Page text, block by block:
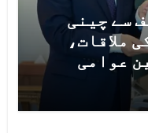
سے چینی
ملاقات،
عوامی